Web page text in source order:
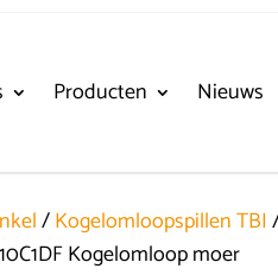
Producten Nieuws
/Kogelomloopspillen TBI
Kogelomloop moer